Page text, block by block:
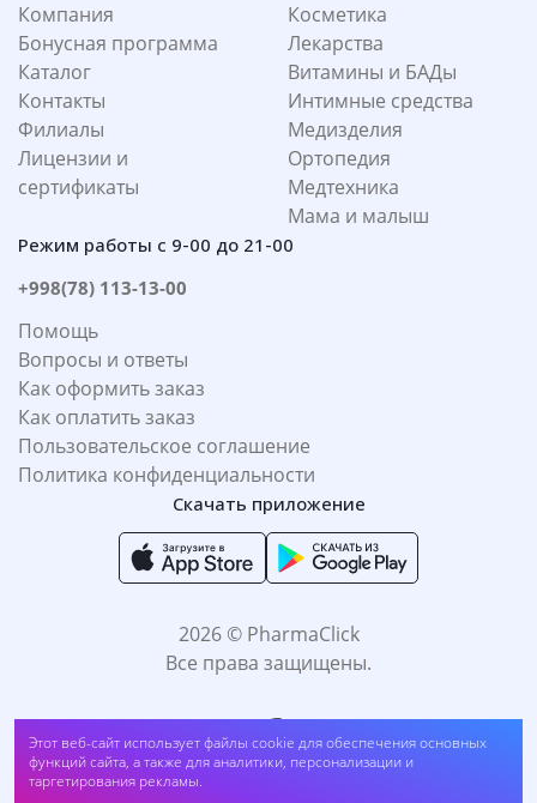
Этот веб-сайт использует файлы cookie для обеспечения основных
функций сайта, а также для аналитики, персонализации и
таргетирования рекламы.
Компания
Бонусная программа
Каталог
Контакты
Филиалы
Лицензии и
сертификаты
Косметика
Лекарства
Витамины и БАДы
Интимные средства
Медизделия
Ортопедия
Медтехника
Мама и малыш
Режим работы с 9-00 до 21-00
+998(78) 113-13-00
Помощь
Вопросы и ответы
Как оформить заказ
Как оплатить заказ
Пользовательское соглашение
Политика конфиденциальности
Скачать приложение
2026 © PharmaClick
Все права защищены.